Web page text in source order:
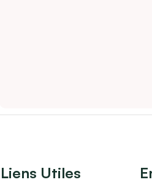
Liens Utiles